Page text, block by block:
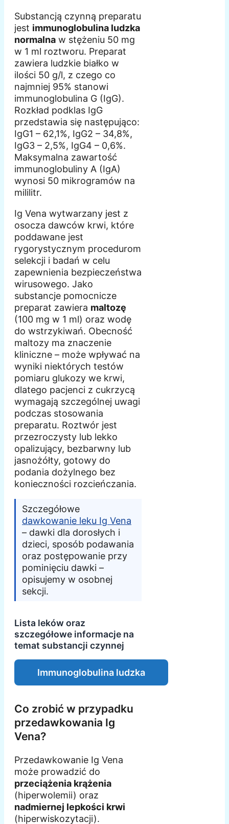
Substancją czynną preparatu
jest immunoglobulina ludzka
normalna w stężeniu 50 mg
w 1 ml roztworu. Preparat
zawiera ludzkie białko w
ilości 50 g/l, z czego co
najmniej 95% stanowi
immunoglobulina G (IgG).
Rozkład podklas IgG
przedstawia się następująco:
IgG1 – 62,1%, IgG2 – 34,8%,
IgG3 – 2,5%, IgG4 – 0,6%.
Maksymalna zawartość
immunoglobuliny A (IgA)
wynosi 50 mikrogramów na
mililitr.
Ig Vena wytwarzany jest z
osocza dawców krwi, które
poddawane jest
rygorystycznym procedurom
selekcji i badań w celu
zapewnienia bezpieczeństwa
wirusowego. Jako
substancje pomocnicze
preparat zawiera maltozę
(100 mg w 1 ml) oraz wodę
do wstrzykiwań. Obecność
maltozy ma znaczenie
kliniczne – może wpływać na
wyniki niektórych testów
pomiaru glukozy we krwi,
dlatego pacjenci z cukrzycą
wymagają szczególnej uwagi
podczas stosowania
preparatu. Roztwór jest
przezroczysty lub lekko
opalizujący, bezbarwny lub
jasnożółty, gotowy do
podania dożylnego bez
konieczności rozcieńczania.
Szczegółowe
dawkowanie leku Ig Vena
– dawki dla dorosłych i
dzieci, sposób podawania
oraz postępowanie przy
pominięciu dawki –
opisujemy w osobnej
sekcji.
Lista leków oraz
szczegółowe informacje na
temat substancji czynnej
Immunoglobulina ludzka
Co zrobić w przypadku
przedawkowania Ig
Vena?
Przedawkowanie Ig Vena
może prowadzić do
przeciążenia krążenia
(hiperwolemii) oraz
nadmiernej lepkości krwi
(hiperwiskozytacji).